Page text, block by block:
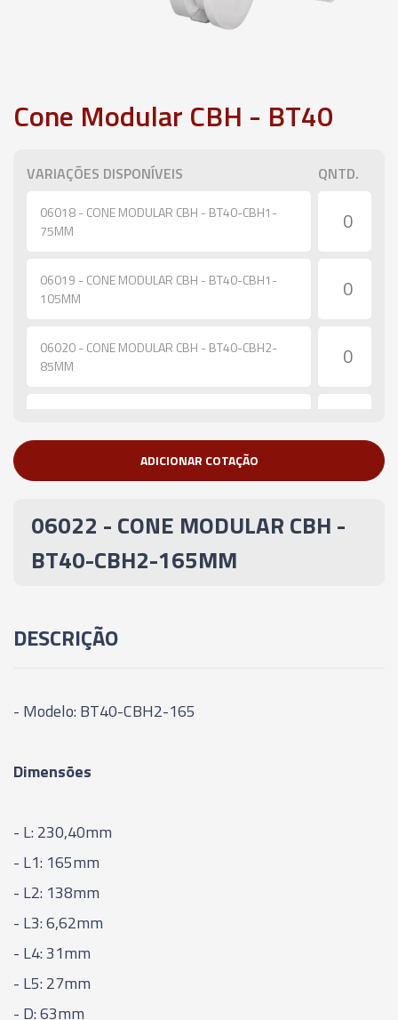
Cone Modular CBH - BT40
VARIAÇÕES DISPONÍVEIS QNTD.
06018 - CONE MODULAR CBH - BT40-CBH1-
75MM
06019 - CONE MODULAR CBH - BT40-CBH1-
105MM
06020 - CONE MODULAR CBH - BT40-CBH2-
85MM
06022 - CONE MODULAR CBH - BT40-CBH2-
06023 - CONE MODULAR CBH - BT40-CBH2-
200MM
95MM
125MM
155MM
185MM
06029 - CONE MODULAR CBH - BT40-CBH4-
06030 - CONE MODULAR CBH - BT40-CBH4-
135MM
ADICIONAR COTAÇÃO
06022 - CONE MODULAR CBH -
BT40-CBH2-165MM
DESCRIÇÃO
- Modelo: BT40-CBH2-165
Dimensões
- L: 230,40mm
- L1: 165mm
- L2: 138mm
- L3: 6,62mm
- L4: 31mm
- L5: 27mm
- D: 63mm